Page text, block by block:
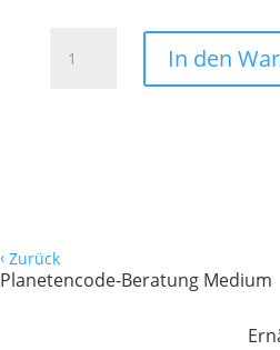
Planetencode-
Beratung
In den
‹ Zurück
Planetencode-Beratung Medium